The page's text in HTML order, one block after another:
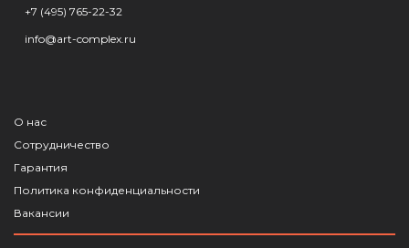
+7 (495) 765-22-32
info@art-complex.ru
О нас
Сотрудничество
Гарантия
Политика конфиденциальности
Вакансии